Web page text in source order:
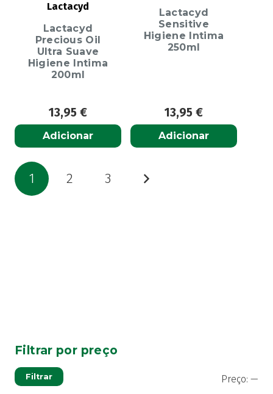
Lactacyd
Lactacyd
Precious Oil
Ultra Suave
Higiene Intima
200ml
13,95 €
Adicionar
Lactacyd
Sensitive
Higiene Intima
250ml
13,95 €
Adicionar
Paginação
dos
1 2 3
Filtrar por preço
Filtrar Preço: —